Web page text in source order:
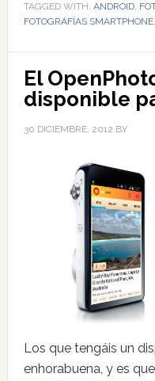
TAGGED WITH: ANDROID,
FOTOGRAFÍAS SMARTPHONE,
El
disponible
30 DICIEMBRE, 2012 BY
Los que tengáis un
enhorabuena, y es